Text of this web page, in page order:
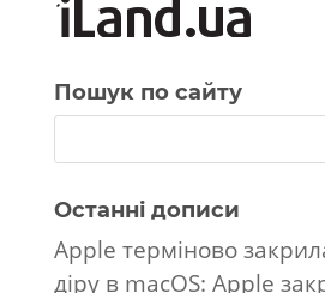
Пошук по сайту
Останні дописи
Apple терміново
діру в macOS: Apple